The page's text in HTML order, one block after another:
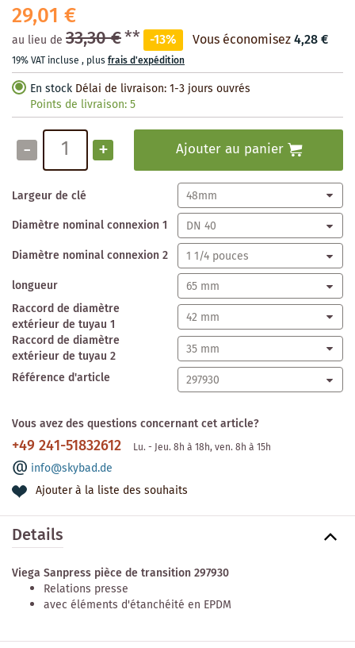
29,01 €
au lieu de 33,30 €** -13% Vous économisez4,28 €
19% VAT incluse , plusfrais d'expédition
En stock Délai de livraison: 1-3 jours ouvrés
Points de livraison:5
- + Ajouter au panier
Largeur de clé
Diamètre nominal connexion 1
Diamètre nominal connexion 2
longueur
Raccord de diamètre
extérieur de tuyau 1
Raccord de diamètre
extérieur de tuyau 2
Référence d'article
Vous avez des questions concernant cet article?
+49 241-51832612 Lu. - Jeu. 8h à 18h, ven. 8h à 15h
info@skybad.de
Ajouter à la liste des souhaits
Details
Viega Sanpress pièce de transition 297930
Relations presse
avec éléments d'étanchéité en EPDM